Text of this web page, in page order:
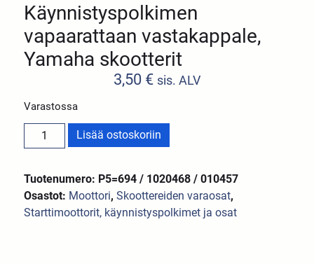
Käynnistyspolkimen
vapaarattaan vastakappale,
Yamaha skootterit
3,50 € sis. ALV
Varastossa
Lisää ostoskoriin
Tuotenumero: P5=694 / 1020468 / 010457
Osastot: Moottori,Skoottereiden varaosat,
Starttimoottorit, käynnistyspolkimet ja osat